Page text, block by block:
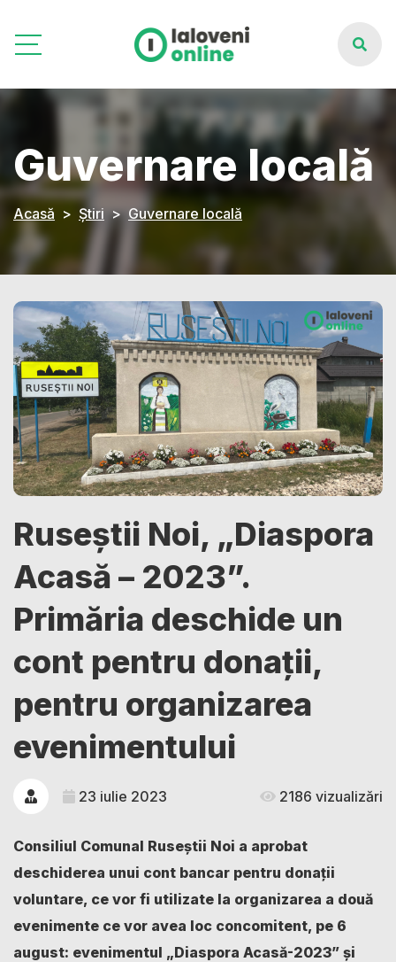
Guvernare locală
Acasă Știri Guvernare locală
Ruseștii Noi, „Diaspora
Acasă – 2023”.
Primăria deschide un
cont pentru donații,
pentru organizarea
evenimentului
23 iulie 2023 2186 vizualizări
Consiliul Comunal Ruseștii Noi a aprobat
deschiderea unui cont bancar pentru donații
voluntare, ce vor fi utilizate la organizarea a două
evenimente ce vor avea loc concomitent, pe 6
august: evenimentul „Diaspora Acasă-2023” și